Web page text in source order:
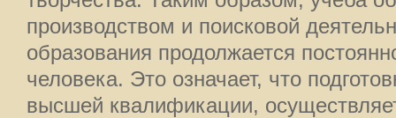
производством и поисковой
образования продолжается
человека. Это означает, что
высшей квалификации,